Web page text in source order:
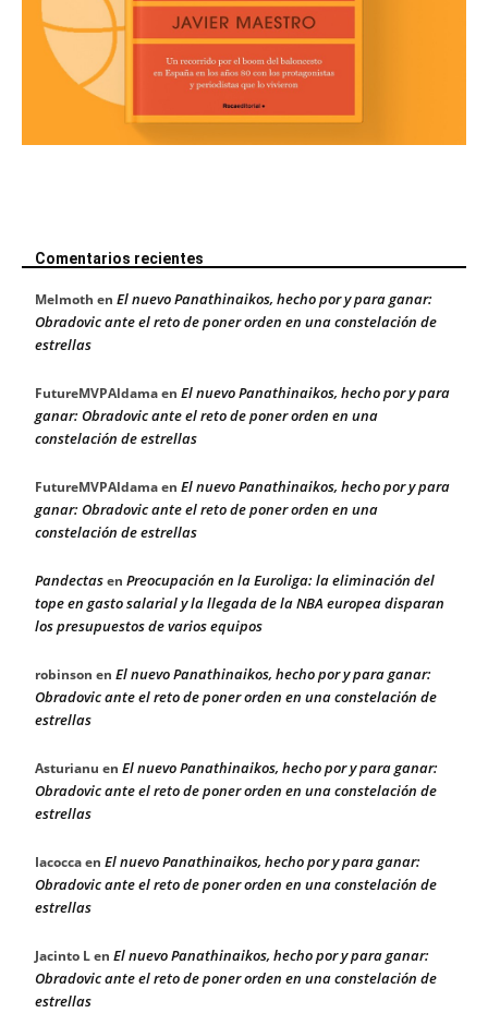
Comentarios recientes
Melmoth en El nuevo Panathinaikos, hecho por y para ganar:
Obradovic ante el reto de poner orden en una constelación de
estrellas
FutureMVPAldamaen El nuevo Panathinaikos, hecho por y para
ganar: Obradovic ante el reto de poner orden en una
constelación de estrellas
FutureMVPAldamaen El nuevo Panathinaikos, hecho por y para
ganar: Obradovic ante el reto de poner orden en una
constelación de estrellas
Pandectasen Preocupación en la Euroliga: la eliminación del
tope en gasto salarial y la llegada de la NBA europea disparan
los presupuestos de varios equipos
robinson en El nuevo Panathinaikos, hecho por y para ganar:
Obradovic ante el reto de poner orden en una constelación de
estrellas
Asturianu en El nuevo Panathinaikos, hecho por y para ganar:
Obradovic ante el reto de poner orden en una constelación de
estrellas
Iacoccaen El nuevo Panathinaikos, hecho por y para ganar:
Obradovic ante el reto de poner orden en una constelación de
estrellas
Jacinto Len El nuevo Panathinaikos, hecho por y para ganar:
Obradovic ante el reto de poner orden en una constelación de
estrellas